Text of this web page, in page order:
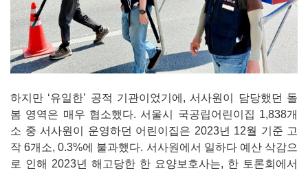
하지만 ‘유일한’ 공적 기관이었기에, 서사원이 담당했던 돌
봄 영역은 매우 협소했다. 서울시 국공립어린이집 1,838개
소 중 서사원이 운영하던 어린이집은 2023년 12월 기준 고
작 6개소, 0.3%에 불과했다. 서사원에서 일하다 예산 삭감으
로 인해 2023년 해고당한 한 요양보호사는, 한 토론회에서